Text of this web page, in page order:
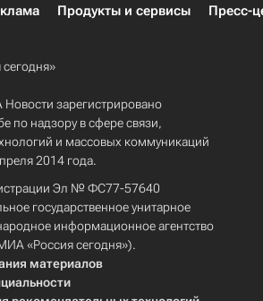
Продукты и сервисы Пресс-
зарегистрировано
по надзору в сфере связи,
и массовых коммуникаций
2014 года.
Эл № ФС77-57640
государственное унитарное
информационное агентство
«Россия сегодня»).
материалов